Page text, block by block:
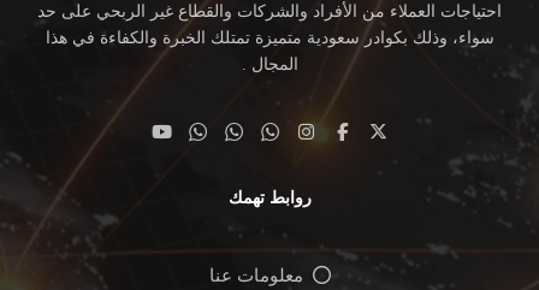
احتياجات العملاء من الأفراد والشركات والقطاع غير الربحي على حد
سواء، وذلك بكوادر سعودية متميزة تمتلك الخبرة والكفاءة في هذا
المجال .
روابط تهمك
معلومات عنا